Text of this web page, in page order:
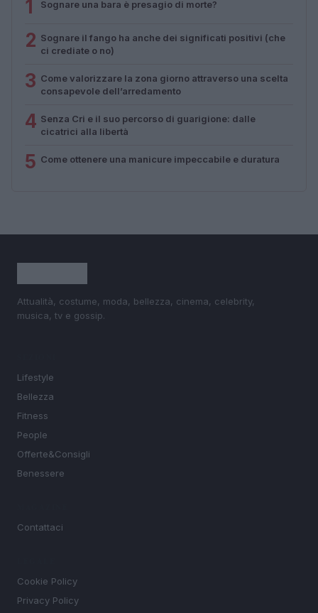
1 Sognare una bara è presagio di morte?
2 Sognare il fango ha anche dei significati positivi (che
ci crediate o no)
3 Come valorizzare la zona giorno attraverso una scelta
consapevole dell’arredamento
4 Senza Cri e il suo percorso di guarigione: dalle
cicatrici alla libertà
5 Come ottenere una manicure impeccabile e duratura
Attualità, costume, moda, bellezza, cinema, celebrity,
musica, tv e gossip.
Lifestyle
Bellezza
Fitness
People
Offerte&Consigli
Benessere
Contattaci
Cookie Policy
Privacy Policy